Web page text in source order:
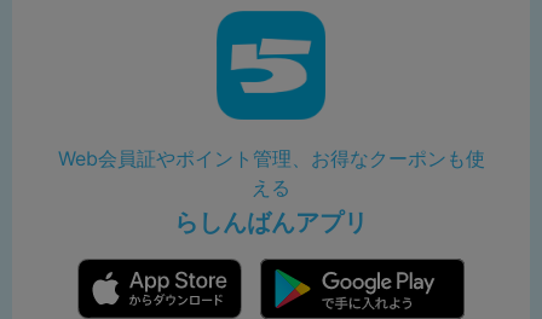
Web会員証やポイント管理、お得なクーポンも使
える
らしんばんアプリ